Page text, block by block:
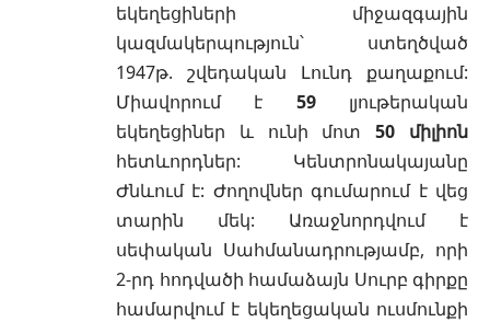
եկեղեցիների միջազգային
կազմակերպություն՝ ստեղծված
1947թ. շվեդական Լունդ քաղաքում:
Միավորում է 59լյութերական
եկեղեցիներ և ունի մոտ50 միլիոն
հետևորդներ: Կենտրոնակայանը
Ժնևում է: Ժողովներ գումարում է վեց
տարին մեկ: Առաջնորդվում է
սեփական Սահմանադրությամբ, որի
2-րդ հոդվածի համաձայն Սուրբ գիրքը
համարվում է եկեղեցական ուսմունքի